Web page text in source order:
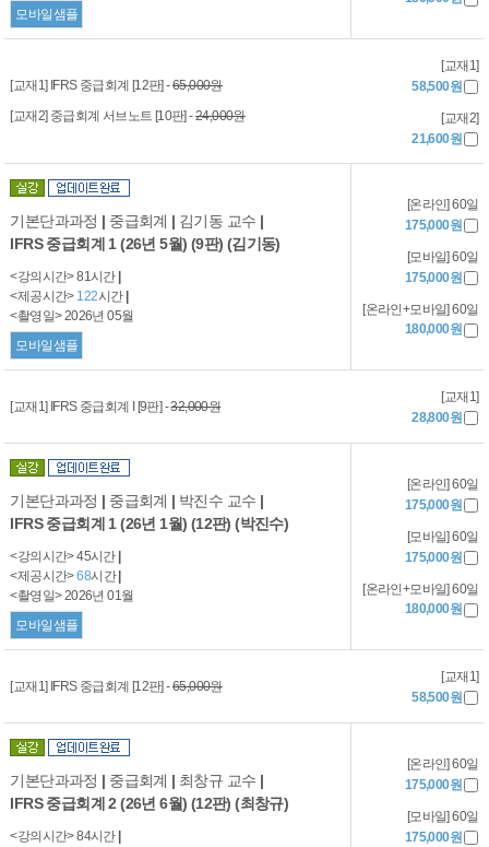
모바일샘플
[교재1] IFRS 중급회계 [12판] -65,000원
[교재2] 중급회계 서브노트 [10판] -24,000원
[교재1]
58,500원
[교재2]
21,600원
기본단과과정 | 중급회계 | 김기동 교수 |
IFRS 중급회계 1 (26년 5월) (9판) (김기동)
<강의시간> 81시간
<제공시간> 122시간
<촬영일> 2026년 05월
모바일샘플
[온라인] 60일
175,000원
[모바일] 60일
175,000원
[온라인+모바일] 60일
180,000원
[교재1] IFRS 중급회계 I [9판] -32,000원
[교재1]
28,800원
기본단과과정 | 중급회계 | 박진수 교수 |
IFRS 중급회계 1 (26년 1월) (12판) (박진수)
<강의시간> 45시간
<제공시간>68시간
<촬영일> 2026년 01월
모바일샘플
[온라인] 60일
175,000원
[모바일] 60일
175,000원
[온라인+모바일] 60일
180,000원
[교재1] IFRS 중급회계 [12판] -65,000원
[교재1]
58,500원
기본단과과정 | 중급회계 | 최창규 교수 |
IFRS 중급회계 2 (26년 6월) (12판) (최창규)
<강의시간> 84시간
[온라인] 60일
175,000원
[모바일] 60일
175,000원